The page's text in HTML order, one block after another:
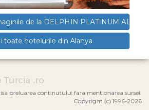
de la DELPHIN PLATINUM
toate hotelurile din Alanya
preluarea continutului fara mentionarea sursei.
Copyright (c) 1996-2026